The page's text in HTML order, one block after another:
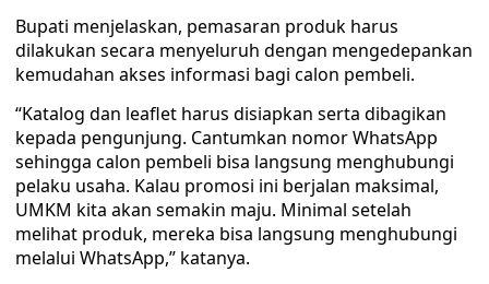
Bupati menjelaskan, pemasaran produk harus
dilakukan secara menyeluruh dengan mengedepankan
kemudahan akses informasi bagi calon pembeli.
“Katalog dan leaflet harus disiapkan serta dibagikan
kepada pengunjung. Cantumkan nomor WhatsApp
sehingga calon pembeli bisa langsung menghubungi
pelaku usaha. Kalau promosi ini berjalan maksimal,
UMKM kita akan semakin maju. Minimal setelah
melihat produk, mereka bisa langsung menghubungi
melalui WhatsApp,” katanya.